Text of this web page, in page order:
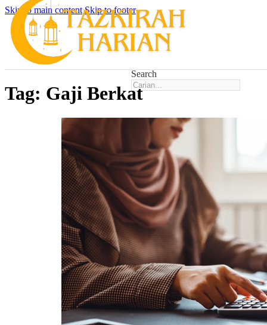
Skip to main content Skip to footer
Search
Tag: Gaji Berkat